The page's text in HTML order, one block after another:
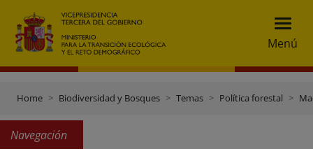
Menú
Home Biodiversidad y Bosques Temas Política forestal
Navegación